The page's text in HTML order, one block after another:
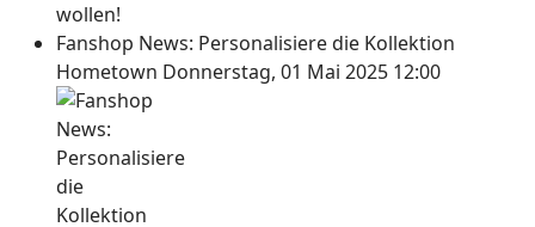
wollen!
Fanshop News: Personalisiere die Kollektion
Hometown Donnerstag, 01 Mai 2025 12:00